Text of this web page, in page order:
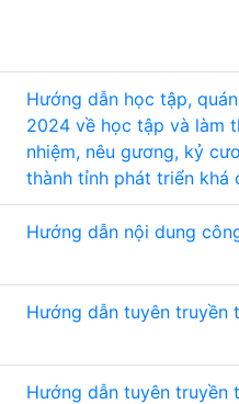
Hướng dẫn học tập,
2024 về học tập và làm
nhiệm, nêu gương, kỷ
thành tỉnh phát triển khá
Hướng dẫn nội dung
Hướng dẫn tuyên truyền
Hướng dẫn tuyên truyền